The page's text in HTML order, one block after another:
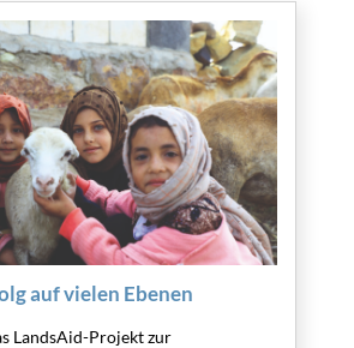
auf vielen Ebenen
LandsAid-Projekt zur